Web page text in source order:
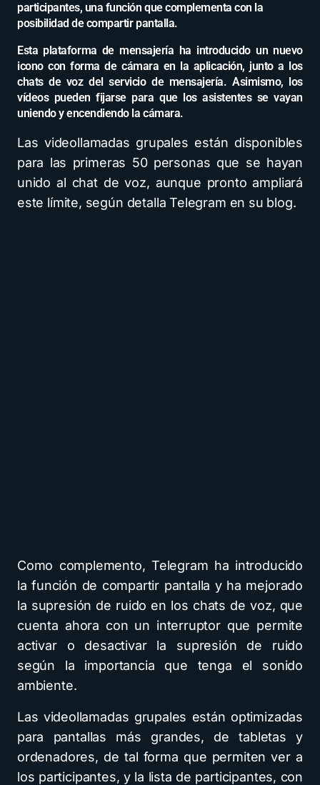
participantes, una función que complementa con la
posibilidad de compartir pantalla.
Esta plataforma de mensajería ha introducido un nuevo
icono con forma de cámara en la aplicación, junto a los
chats de voz del servicio de mensajería. Asimismo, los
vídeos pueden fijarse para que los asistentes se vayan
uniendo y encendiendo la cámara.
Las videollamadas grupales están disponibles
para las primeras 50 personas que se hayan
unido al chat de voz, aunque pronto ampliará
este límite, según detalla Telegram en su blog.
Como complemento, Telegram ha introducido
la función de compartir pantalla y ha mejorado
la supresión de ruido en los chats de voz, que
cuenta ahora con un interruptor que permite
activar o desactivar la supresión de ruido
según la importancia que tenga el sonido
ambiente.
Las videollamadas grupales están optimizadas
para pantallas más grandes, de tabletas y
ordenadores, de tal forma que permiten ver a
los participantes, y la lista de participantes, con